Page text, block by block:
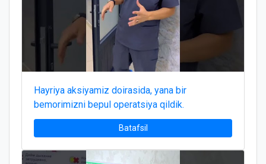
Hayriya aksiyamiz doirasida, yana bir
bemorimizni bepul operatsiya qildik.
Batafsil